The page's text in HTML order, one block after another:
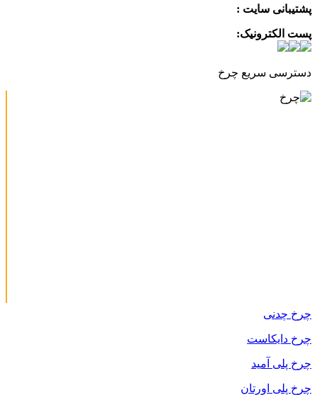
پشتیبانی سایت :
پست الکترونیک:
دسترسی سریع چرخ
چرخ چدنی
چرخ دایکاست
چرخ پلی آمید
چرخ پلی اورتان